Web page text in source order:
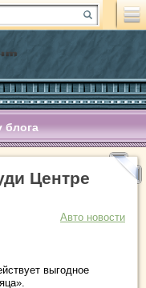
блога
Центре
Авто новости
выгодное